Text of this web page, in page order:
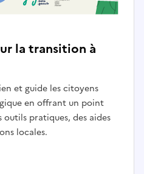
la transition à
et guide les citoyens
en offrant un point
outils pratiques, des aides
locales.